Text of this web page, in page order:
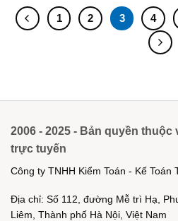
1 2 3 4
2006 - 2025 - Bản quyền
trực tuyến
Công ty TNHH Kiểm Toán - Kế Toán
Địa chỉ: Số 112, đường Mễ trì Hạ,
Liêm, Thành phố Hà Nội, Việt Nam